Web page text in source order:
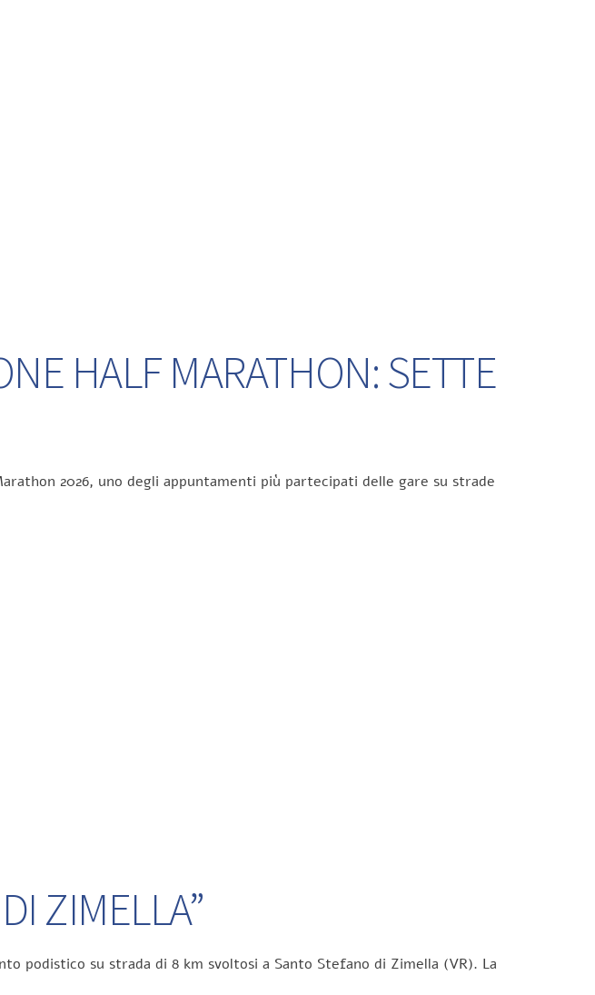
HALF MARATHON: SETTE
2026, uno degli appuntamenti più partecipati delle gare su strade
ZIMELLA”
podistico su strada di 8 km svoltosi a Santo Stefano di Zimella (VR). La